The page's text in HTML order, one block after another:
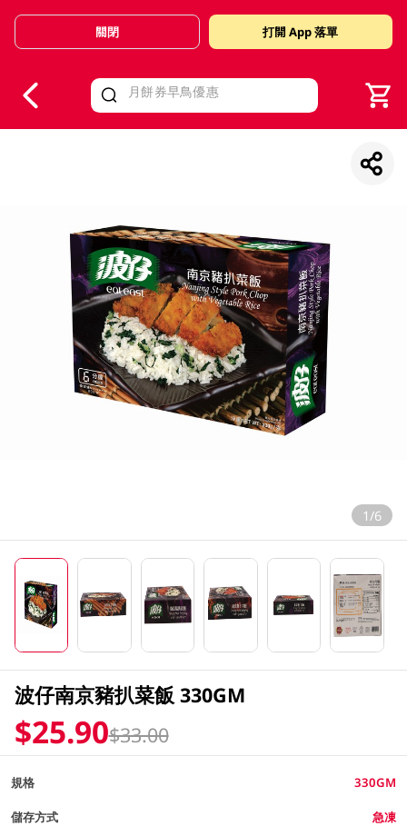
Valid Until 30 June 2026
關閉 打開 App 落單
1/6
波仔南京豬扒菜飯 330GM
$25.90$33.00
規格 330GM
儲存方式 急凍